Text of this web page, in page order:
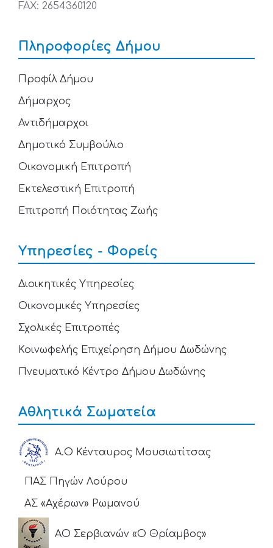
FAX: 2654360120
Πληροφορίες Δήμου
Προφίλ Δήμου
Δήμαρχος
Αντιδήμαρχοι
Δημοτικό Συμβούλιο
Οικονομική Επιτροπή
Εκτελεστική Επιτροπή
Επιτροπή Ποιότητας Ζωής
Υπηρεσίες - Φορείς
Διοικητικές Υπηρεσίες
Οικονομικές Υπηρεσίες
Σχολικές Επιτροπές
Κοινωφελής Επιχείρηση Δήμου Δωδώνης
Πνευματικό Κέντρο Δήμου Δωδώνης
Αθλητικά Σωματεία
Α.Ο Κένταυρος Μουσιωτίτσας
ΠΑΣ Πηγών Λούρου
ΑΣ «Αχέρων» Ρωμανού
ΑΟ Σερβιανών «Ο Θρίαμβος»